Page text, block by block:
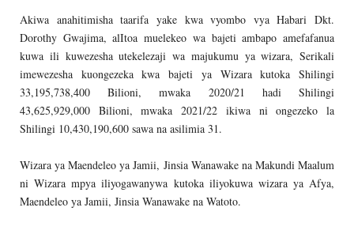
Akiwa anahitimisha taarifa yake kwa vyombo vya Habari Dkt.
Dorothy Gwajima, alItoa muelekeo wa bajeti ambapo amefafanua
kuwa ili kuwezesha utekelezaji wa majukumu ya wizara, Serikali
imewezesha kuongezeka kwa bajeti ya Wizara kutoka Shilingi
33,195,738,400 Bilioni, mwaka 2020/21 hadi Shilingi
43,625,929,000 Bilioni, mwaka 2021/22 ikiwa ni ongezeko la
Shilingi 10,430,190,600 sawa na asilimia 31.
Wizara ya Maendeleo ya Jamii, Jinsia Wanawake na Makundi Maalum
ni Wizara mpya iliyogawanywa kutoka iliyokuwa wizara ya Afya,
Maendeleo ya Jamii, Jinsia Wanawake na Watoto.